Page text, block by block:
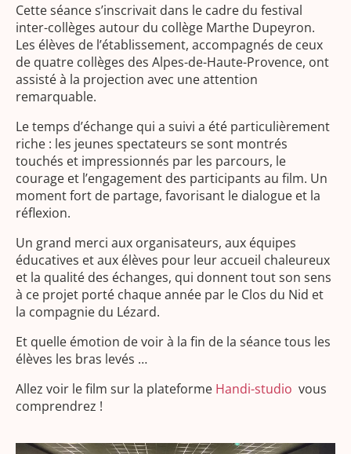
Cette séance s’inscrivait dans le cadre du festival
inter-collèges autour du collège Marthe Dupeyron.
Les élèves de l’établissement, accompagnés de ceux
de quatre collèges des Alpes-de-Haute-Provence, ont
assisté à la projection avec une attention
remarquable.
Le temps d’échange qui a suivi a été particulièrement
riche : les jeunes spectateurs se sont montrés
touchés et impressionnés par les parcours, le
courage et l’engagement des participants au film. Un
moment fort de partage, favorisant le dialogue et la
réflexion.
Un grand merci aux organisateurs, aux équipes
éducatives et aux élèves pour leur accueil chaleureux
et la qualité des échanges, qui donnent tout son sens
à ce projet porté chaque année par le Clos du Nid et
la compagnie du Lézard.
Et quelle émotion de voir à la fin de la séance tous les
élèves les bras levés …
Allez voir le film sur la plateforme Handi-studio vous
comprendrez !